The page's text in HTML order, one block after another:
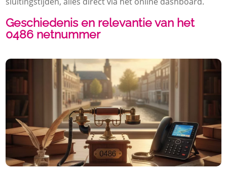
Geschiedenis en relevantie van het
0486 netnummer